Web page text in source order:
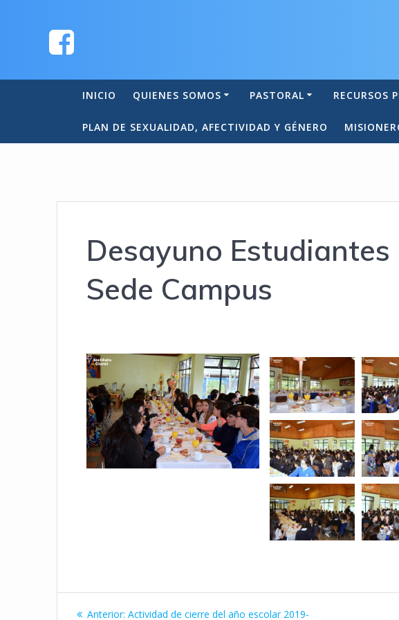
INICIO QUIENES SOMOS PASTORAL RECURSOS
PLAN DE SEXUALIDAD, AFECTIVIDAD Y GÉNERO
Desayuno
Sede Campus
Navegación
Anterior: Entrada
Actividad de cierre del año escolar 2019-